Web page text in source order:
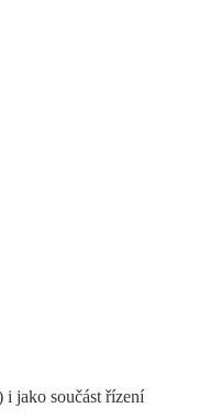
i jako součást řízení